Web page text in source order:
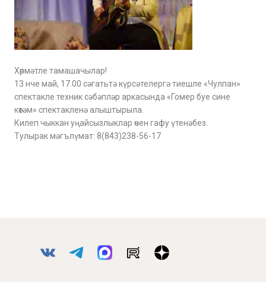
Хөрмәтле тамашачылар!
13 нче май, 17.00 сәгатьтә күрсәтелергә тиешле «Чулпан»
спектакле техник сәбәпләр аркасында «Гомер буе сине
көтәм» спектакленә алыштырыла.
Килеп чыккан уңайсызлыклар өчен гафу үтенәбез.
Тулырак мәгълүмат: 8(843)238-56-17